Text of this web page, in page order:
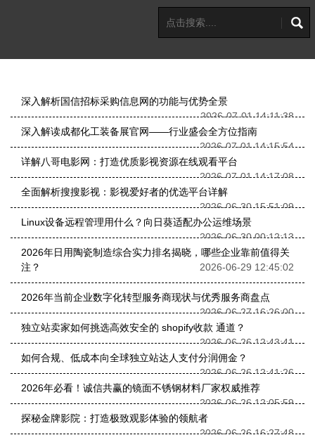
深入解析国信招标采购信息网的功能与优势全景
2026-07-01 14:11:38
深入解读成都化工装备展官网——行业盛会全方位指南
2026-07-01 14:15:54
详解八哥电影网：打造优质影视资源在线观看平台
2026-07-01 14:17:08
全面解析搜搜影视：影视爱好者的优选平台详解
2026-06-30 15:51:09
Linux设备远程管理用什么？向日葵适配办公运维场景
2026-06-30 00:12:13
2026年日用陶瓷制造综合实力排名揭晓，哪些企业靠前值得关
注？
2026-06-29 12:45:02
2026年当前企业数字化转型服务商现状与优秀服务商盘点
2026-06-27 16:26:00
独立站卖家如何挑选高效安全的 shopify收款 通道？
2026-06-26 12:43:41
如何合规、低成本向全球独立站达人支付分润佣金？
2026-06-26 12:41:26
2026年必看！诚信共赢的镜面不锈钢材料厂家权威推荐
2026-06-26 12:05:59
探秘金牌影院：打造极致观影体验的领航者
2026-06-26 16:27:48